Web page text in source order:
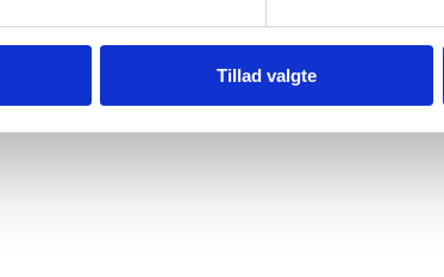
Tillad valgte